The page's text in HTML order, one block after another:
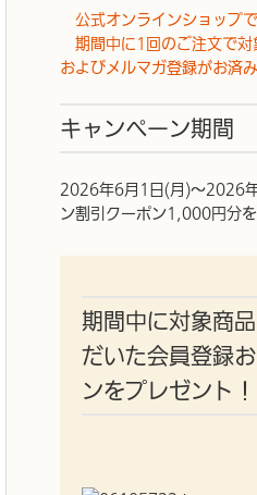
公式オンラインショップ
期間中に1回のご注文で対
およびメルマガ登録がお済
キャンペーン期間
2026年6月1日(月)～2026
ン割引クーポン1,000円分を
期間中に対象商
だいた会員登録
ンをプレゼント！